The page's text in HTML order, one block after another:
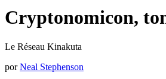
Cryptonomicon,
Le Réseau Kinakuta
porNeal Stephenson